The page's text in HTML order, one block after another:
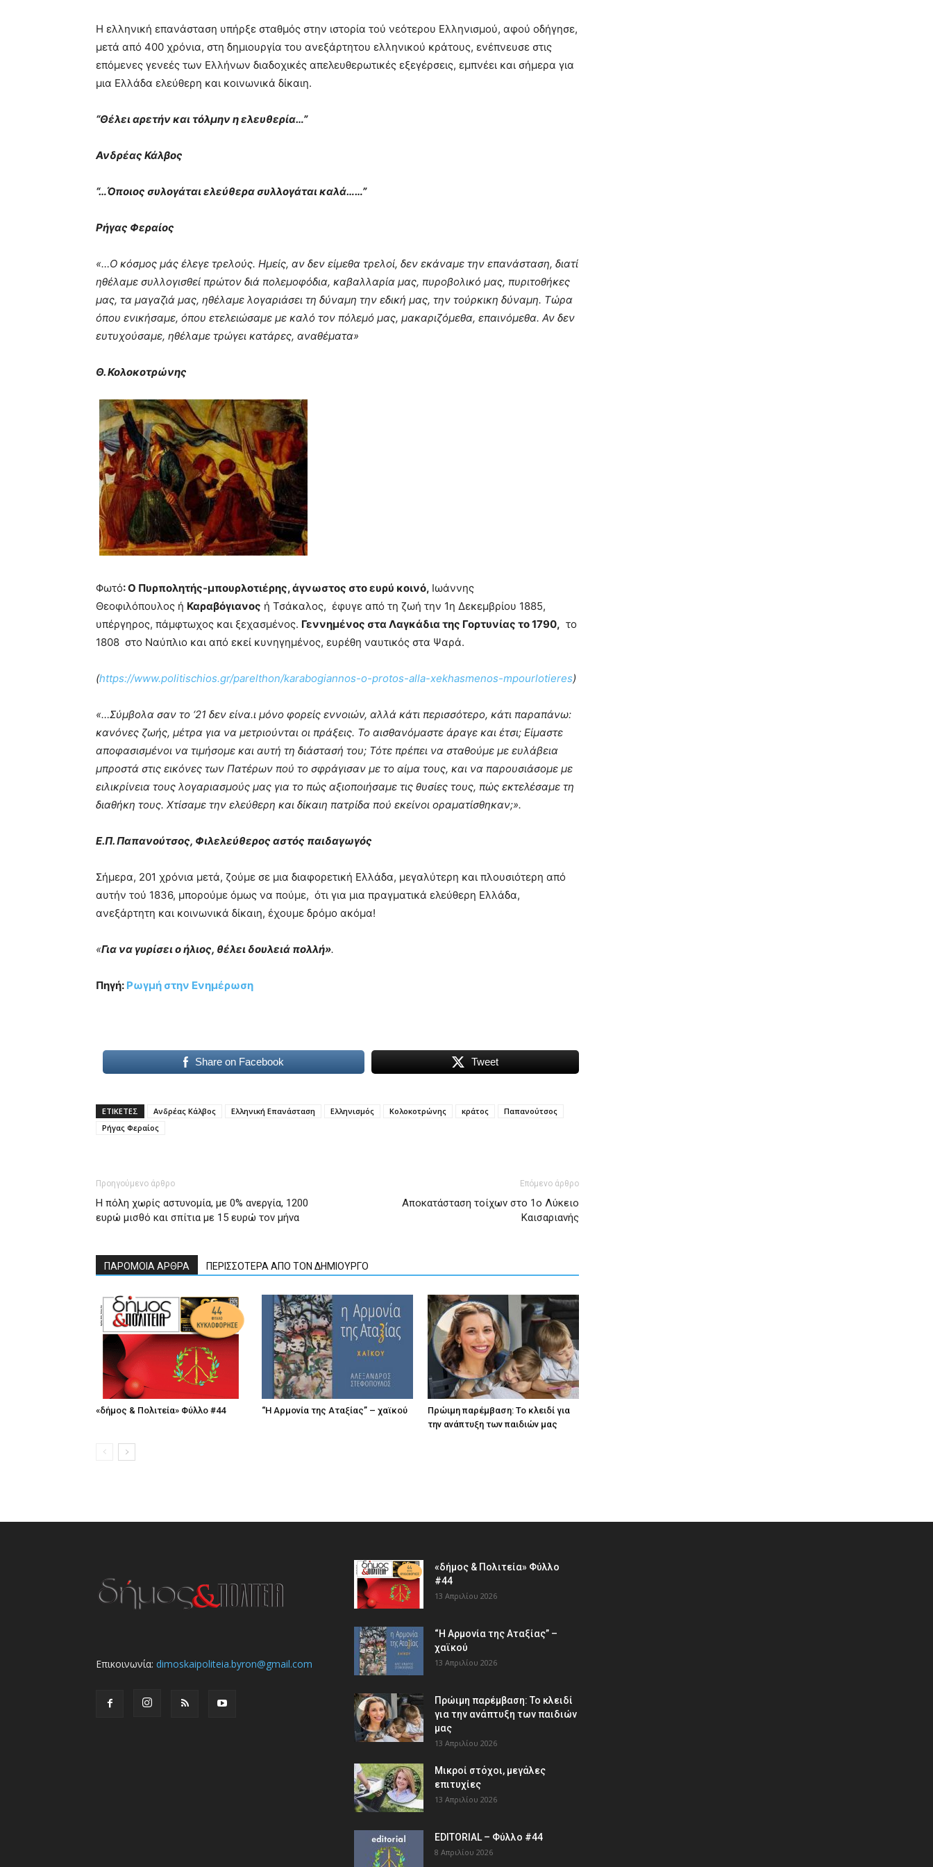
Η ελληνική επανάσταση υπήρξε σταθμός στην ιστορία τού νεότερου Ελληνισμού, αφού οδήγησε,
μετά από 400 χρόνια, στη δημιουργία του ανεξάρτητου ελληνικού κράτους, ενέπνευσε στις
επόμενες γενεές των Ελλήνων διαδοχικές απελευθερωτικές εξεγέρσεις, εμπνέει και σήμερα για
μια Ελλάδα ελεύθερη και κοινωνικά δίκαιη.
“Θέλει αρετήν και τόλμην η ελευθερία…”
Ανδρέας Κάλβος
“…Όποιος συλογάται ελεύθερα συλλογάται καλά……”
Ρήγας Φεραίος
«…Ο κόσμος μάς έλεγε τρελούς. Ημείς, αν δεν είμεθα τρελοί, δεν εκάναμε την επανάσταση, διατί
ηθέλαμε συλλογισθεί πρώτον διά πολεμοφόδια, καβαλλαρία μας, πυροβολικό μας, πυριτοθήκες
μας, τα μαγαζιά μας, ηθέλαμε λογαριάσει τη δύναμη την εδική μας, την τούρκικη δύναμη. Τώρα
όπου ενικήσαμε, όπου ετελειώσαμε με καλό τον πόλεμό μας, μακαριζόμεθα, επαινόμεθα. Αν δεν
ευτυχούσαμε, ηθέλαμε τρώγει κατάρες, αναθέματα»
Θ. Κολοκοτρώνης
Φωτό: Ο Πυρπολητής-μπουρλοτιέρης, άγνωστος στο ευρύ κοινό, Ιωάννης
Θεοφιλόπουλος ή Καραβόγιανος ή Τσάκαλος, έφυγε από τη ζωή την 1η Δεκεμβρίου 1885,
υπέργηρος, πάμφτωχος και ξεχασμένος. Γεννημένος στα Λαγκάδια της Γορτυνίας το 1790, το
1808 στο Ναύπλιο και από εκεί κυνηγημένος, ευρέθη ναυτικός στα Ψαρά.
(https://www.politischios.gr/parelthon/karabogiannos-o-protos-alla-xekhasmenos-mpourlotieres)
«…Σύμβολα σαν το ‘21 δεν είνα.ι μόνο φορείς εννοιών, αλλά κάτι περισσότερο, κάτι παραπάνω:
κανόνες ζωής, μέτρα για να μετριούνται οι πράξεις. Το αισθανόμαστε άραγε και έτσι; Είμαστε
αποφασισμένοι να τιμήσομε και αυτή τη διάστασή του; Τότε πρέπει να σταθούμε με ευλάβεια
μπροστά στις εικόνες των Πατέρων πού το σφράγισαν με το αίμα τους, και να παρουσιάσομε με
ειλικρίνεια τους λογαριασμούς μας για το πώς αξιοποιήσαμε τις θυσίες τους, πώς εκτελέσαμε τη
διαθήκη τους. Χτίσαμε την ελεύθερη και δίκαιη πατρίδα πού εκείνοι οραματίσθηκαν;».
Ε.Π. Παπανούτσος, Φιλελεύθερος αστός παιδαγωγός
Σήμερα, 201 χρόνια μετά, ζούμε σε μια διαφορετική Ελλάδα, μεγαλύτερη και πλουσιότερη από
αυτήν τού 1836, μπορούμε όμως να πούμε, ότι για μια πραγματικά ελεύθερη Ελλάδα,
ανεξάρτητη και κοινωνικά δίκαιη, έχουμε δρόμο ακόμα!
«Για να γυρίσει ο ήλιος, θέλει δουλειά πολλή».
Πηγή: Ρωγμή στην Ενημέρωση
Share on Facebook Tweet
ΕΤΙΚΕΤΕΣ Ανδρέας Κάλβος Ελληνική Επανάσταση Ελληνισμός Κολοκοτρώνης κράτος
Παπανούτσος
Ρήγας Φεραίος
Προηγούμενο άρθρο
H πόλη χωρίς αστυνομία, με 0% ανεργία, 1200
ευρώ μισθό και σπίτια με 15 ευρώ τον μήνα
Επόμενο άρθρο
Αποκατάσταση τοίχων στο 1ο Λύκειο
Καισαριανής
ΠΑΡΟΜΟΙΑ ΑΡΘΡΑ ΠΕΡΙΣΣΟΤΕΡΑ ΑΠΟ ΤΟΝ ΔΗΜΙΟΥΡΓΟ
«δήμος & Πολιτεία» Φύλλο #44 “Η Αρμονία της Αταξίας” – χαϊκού
Πρώιμη παρέμβαση: Το κλειδί για
την ανάπτυξη των παιδιών µας
Επικοινωνία: dimoskaipoliteia.byron@gmail.com
«δήμος & Πολιτεία» Φύλλο
#44
13 Απριλίου 2026
“Η Αρμονία της Αταξίας” –
χαϊκού
13 Απριλίου 2026
Πρώιμη παρέμβαση: Το κλειδί
για την ανάπτυξη των παιδιών
µας
13 Απριλίου 2026
Μικροί στόχοι, μεγάλες
επιτυχίες
13 Απριλίου 2026
EDITORIAL – Φύλλο #44
8 Απριλίου 2026